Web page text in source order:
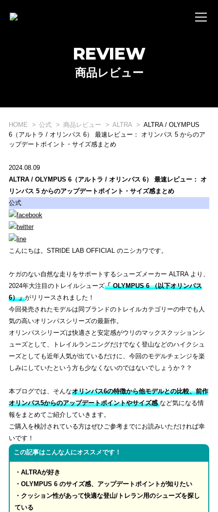
WHAT'S STRIDE LAB ?
オンライン ショップ
EVENT
イベント
REVIEW
商品レビュー
コラム
SHOP
店舗一覧
RECRUIT
採用
REVIEW
商品レビュー
HOME 公式 商品レビュー ALTRA
ALTRA / OLYMPUS
6（アルトラ / オリンパス 6） 最速レビュー： オリンパス 5 からのア
ップデートポイント・サイズ感まとめ
2024.08.09
ALTRA / OLYMPUS 6（アルトラ / オリンパス 6） 最速レビュー： オ
リンパス 5 からのアップデートポイント・サイズ感まとめ
公式
こんにちは。STRIDE LAB OFFICIAL のニシカワです。
ケガのない自然な走りをサポートするシューズメーカー ALTRA より、
2024年大注目のトレイルシューズ「 OLYMPUS 6 （以下オリンパス
6）」がリリースされました！
今回発売されたモデルは同ブランドのトレイルカテゴリーの中でも人
気の高いオリンパスシリーズの最新作。
オリンパスシリーズは快適さと安定感がウリのマックスクッションシ
ューズとして、トレイルランニングだけでなく登山などのハイクシュ
ーズとしても近年人気が出ているだけに、今回のモデルチェンジを楽
しみにしていたという方も少なくないのではないでしょうか？？
本ブログでは、そんなオリンパス6の特徴から他モデルとの比較、前作
オリンパス5からのアップデートポイントやサイズ感など気になる情
報をまとめてご紹介していきます。
ご購入を検討されている方はぜひご参考までにお読みいただければ幸
いです！
この記事はこんな人にオススメです！
・ALTRAが好き
・OLYMPUS 6 のサイズ感、アップデートポイントが知りたい
・クッション性があって快適な登山/トレラン用のシューズを探し
ている